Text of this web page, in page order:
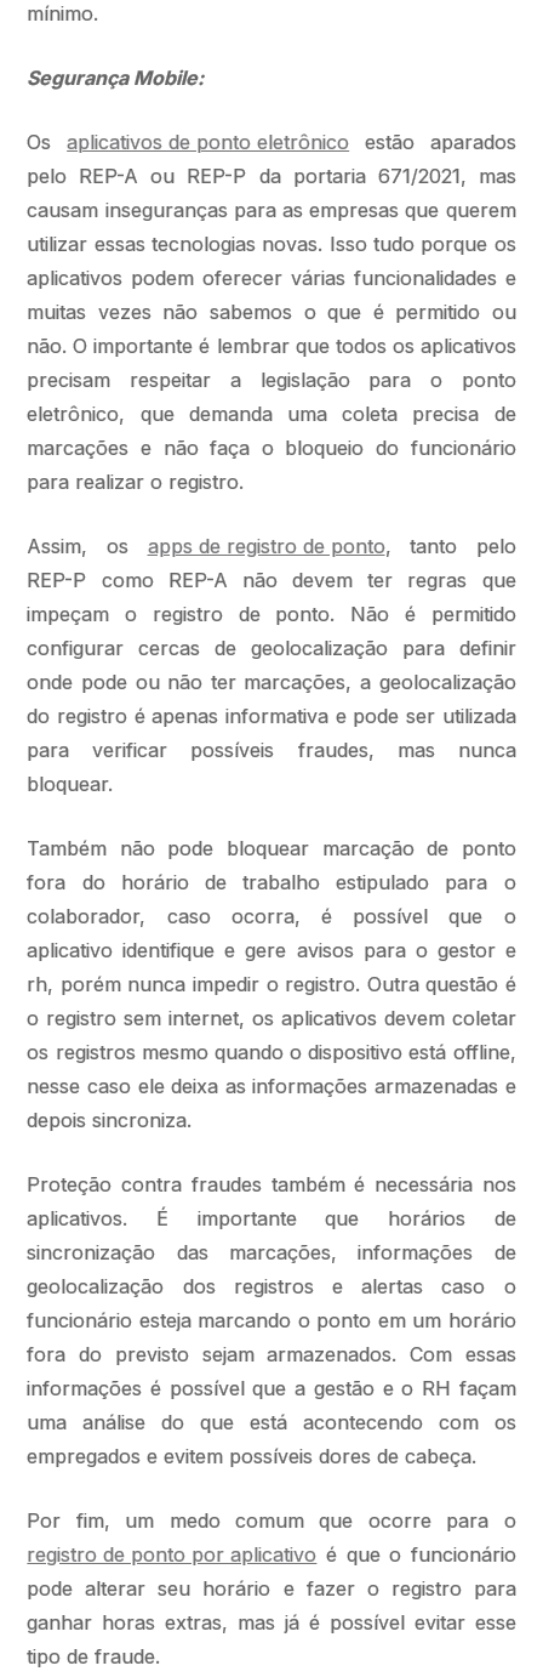
mínimo.
Segurança Mobile:
Osaplicativos de ponto eletrônico estão aparados
pelo REP-A ou REP-P da portaria 671/2021, mas
causam inseguranças para as empresas que querem
utilizar essas tecnologias novas. Isso tudo porque os
aplicativos podem oferecer várias funcionalidades e
muitas vezes não sabemos o que é permitido ou
não. O importante é lembrar que todos os aplicativos
precisam respeitar a legislação para o ponto
eletrônico, que demanda uma coleta precisa de
marcações e não faça o bloqueio do funcionário
para realizar o registro.
Assim, os apps de registro de ponto, tanto pelo
REP-P como REP-A não devem ter regras que
impeçam o registro de ponto. Não é permitido
configurar cercas de geolocalização para definir
onde pode ou não ter marcações, a geolocalização
do registro é apenas informativa e pode ser utilizada
para verificar possíveis fraudes, mas nunca
bloquear.
Também não pode bloquear marcação de ponto
fora do horário de trabalho estipulado para o
colaborador, caso ocorra, é possível que o
aplicativo identifique e gere avisos para o gestor e
rh, porém nunca impedir o registro. Outra questão é
o registro sem internet, os aplicativos devem coletar
os registros mesmo quando o dispositivo está offline,
nesse caso ele deixa as informações armazenadas e
depois sincroniza.
Proteção contra fraudes também é necessária nos
aplicativos. É importante que horários de
sincronização das marcações, informações de
geolocalização dos registros e alertas caso o
funcionário esteja marcando o ponto em um horário
fora do previsto sejam armazenados. Com essas
informações é possível que a gestão e o RH façam
uma análise do que está acontecendo com os
empregados e evitem possíveis dores de cabeça.
Por fim, um medo comum que ocorre para o
registro de ponto por aplicativo é que o funcionário
pode alterar seu horário e fazer o registro para
ganhar horas extras, mas já é possível evitar esse
tipo de fraude.